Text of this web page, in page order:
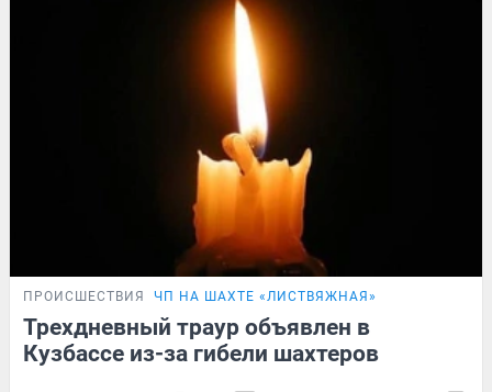
ПРОИСШЕСТВИЯ ЧП НА ШАХТЕ «ЛИСТВЯЖНАЯ»
Трехдневный траур объявлен в
Кузбассе из-за гибели шахтеров